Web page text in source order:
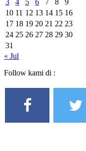
10 11 12 13 14 15 16
17 18 19 20 21 22 23
24 25 26 27 28 29 30
31
« Jul
Follow kami di :